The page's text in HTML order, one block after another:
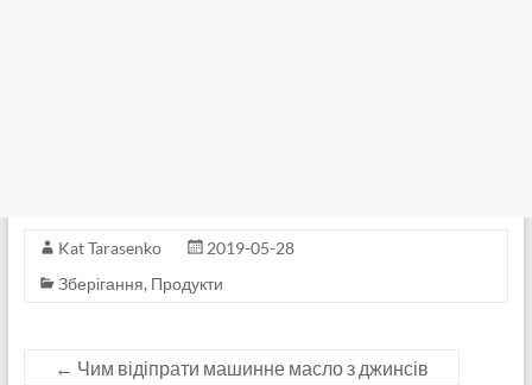
Kat Tarasenko
2019-05-28
Зберігання, Продукти
← Чим відіпрати машинне масло з джинсів